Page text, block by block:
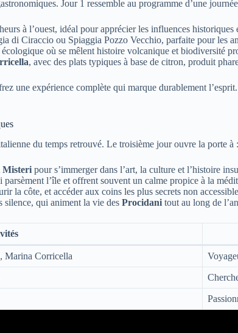
Jour 1 ressemble au programme d’une
à l’ouest, idéal pour apprécier les influences historiques
di Ciraccio ou Spiaggia Pozzo Vecchio, parfaite pour les
où se mêlent histoire volcanique et biodiversité
, avec des plats typiques à base de citron, produit
une expérience complète qui marque durablement
du temps retrouvé. Le troisième jour ouvre la porte à :
Misteri pour s’immerger dans l’art, la culture et l’histoire
l’île et offrent souvent un calme propice à la
la côte, et accéder aux coins les plus secrets non
silence, qui animent la vie des Procidani tout au long de
Marina Corricella